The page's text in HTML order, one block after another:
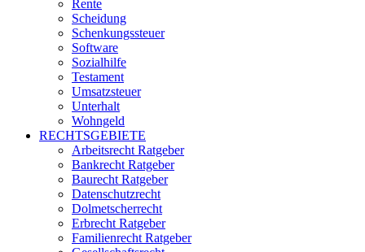
Rente
Scheidung
Schenkungssteuer
Software
Sozialhilfe
Testament
Umsatzsteuer
Unterhalt
Wohngeld
RECHTSGEBIETE
Arbeitsrecht Ratgeber
Bankrecht Ratgeber
Baurecht Ratgeber
Datenschutzrecht
Dolmetscherrecht
Erbrecht Ratgeber
Familienrecht Ratgeber